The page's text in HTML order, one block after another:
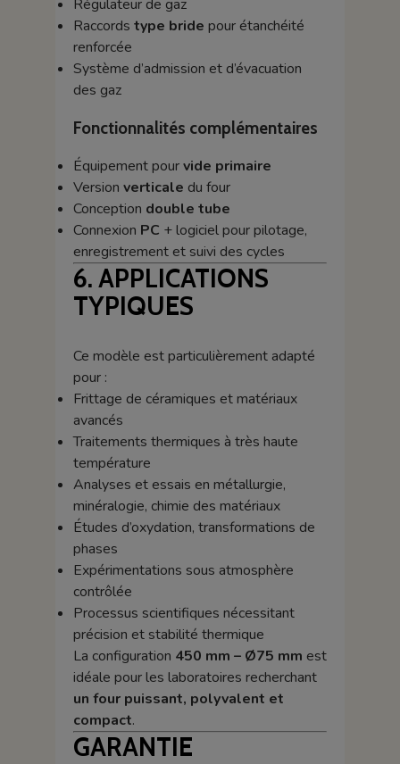
Régulateur de gaz
Raccords type bride pour étanchéité
renforcée
Système d’admission et d’évacuation
des gaz
Fonctionnalités complémentaires
Équipement pourvide primaire
Version verticale du four
Conception double tube
Connexion PC + logiciel pour pilotage,
enregistrement et suivi des cycles
6. APPLICATIONS
TYPIQUES
Ce modèle est particulièrement adapté
pour :
Frittage de céramiques et matériaux
avancés
Traitements thermiques à très haute
température
Analyses et essais en métallurgie,
minéralogie, chimie des matériaux
Études d’oxydation, transformations de
phases
Expérimentations sous atmosphère
contrôlée
Processus scientifiques nécessitant
précision et stabilité thermique
La configuration 450 mm – Ø75 mm est
idéale pour les laboratoires recherchant
un four puissant, polyvalent et
compact.
GARANTIE